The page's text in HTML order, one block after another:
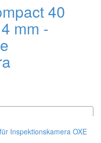
40
mm -